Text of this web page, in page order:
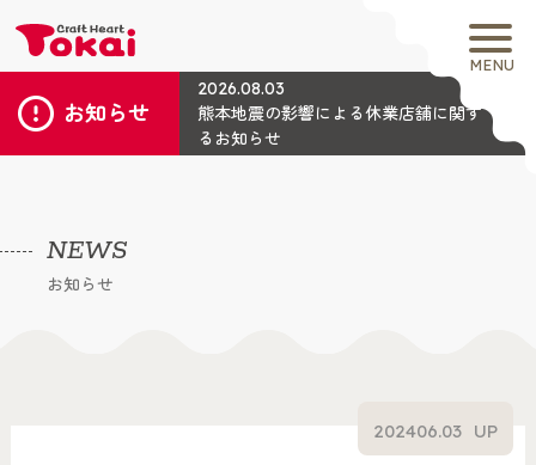
MENU
お知らせ
2026.08.03
熊本地震の影響による休業店舗に関す
るお知らせ
NEWS
お知らせ
202406.03 UP